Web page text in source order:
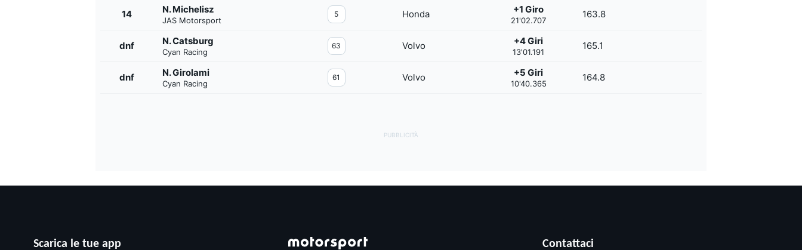
14 N. Michelisz
JAS Motorsport
5 Honda +1 Giro
21'02.707
163.8
dnf N. Catsburg
Cyan Racing
63 Volvo +4 Giri
13'01.191
165.1
dnf N. Girolami
Cyan Racing
61 Volvo +5 Giri
10'40.365
164.8
Scarica le tue app Contattaci